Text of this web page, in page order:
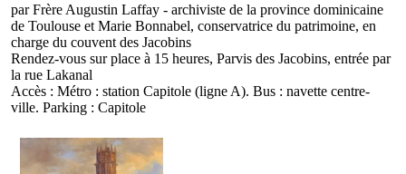
par Frère Augustin Laffay - archiviste de la province dominicaine
de Toulouse et Marie Bonnabel, conservatrice du patrimoine, en
charge du couvent des Jacobins
Rendez-vous sur place à 15 heures, Parvis des Jacobins, entrée par
la rue Lakanal
Accès : Métro : station Capitole (ligne A). Bus : navette centre-
ville. Parking : Capitole